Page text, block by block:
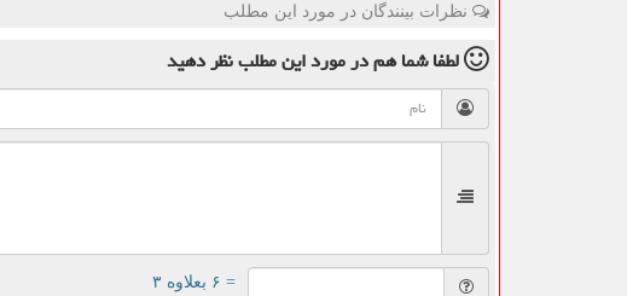
نظرات بینندگان در مورد این مطلب
لطفا شما همدر مورد این مطلبنظر دهید
= ۶ بعلاوه ۳